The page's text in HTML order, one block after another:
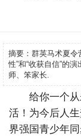
摘要： 群英马术夏令
性”和“收获自信”的
师、笨家长.
给你一个
活！为今后人
界强国青少年